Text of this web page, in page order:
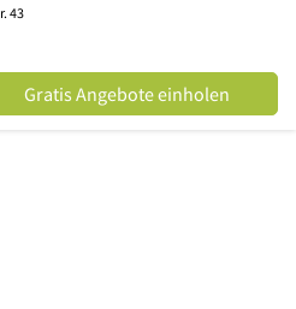
43
Gratis Angebote einholen